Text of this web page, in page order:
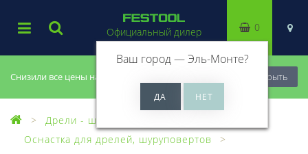
Снизили все цены на 20%, успей купить! Закрыть
Официальный дилер
Ваш город —Эль-Монте?
0
Дрели - шуруповерты
Оснастка для дрелей, шуруповертов